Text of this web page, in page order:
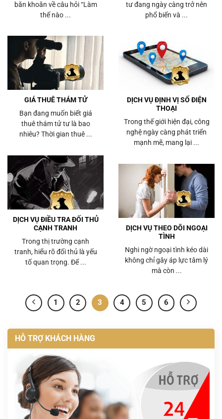
băn khoăn về câu hỏi “Làm
thế nào ...
tư đang ngày càng trở nên
phổ biến và ...
GIÁ THUÊ THÁM TỬ
Bạn đang muốn biết giá
thuê thám tử tư là bao
nhiêu? Thời gian thuê ...
DỊCH VỤ ĐỊNH VỊ SỐ ĐIỆN
THOẠI
Trong thế giới hiện đại, công
nghệ ngày càng phát triển
mạnh mẽ, mang lại ...
DỊCH VỤ ĐIỀU TRA ĐỐI THỦ
CẠNH TRANH
Trong thị trường cạnh
tranh, hiểu rõ đối thủ là yếu
tố quan trọng. Để ...
DỊCH VỤ THEO DÕI NGOẠI
TÌNH
Nghi ngờ ngoại tình kéo dài
không chỉ gây áp lực tâm lý
mà còn ...
1 2 3 4 5 6
HỖ TRỢ KHÁCH HÀNG